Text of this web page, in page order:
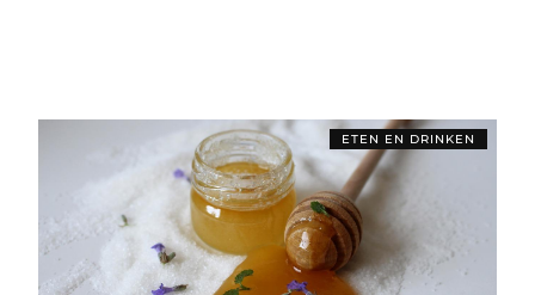
ETEN EN DRINKEN